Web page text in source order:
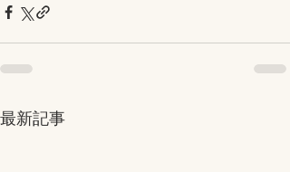
最新記事